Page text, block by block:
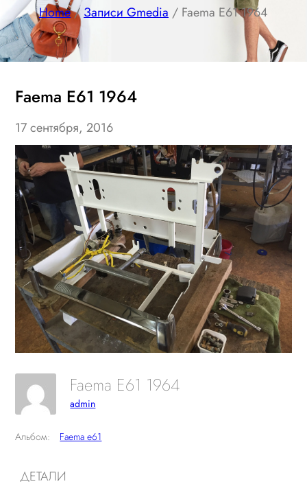
Home/ Записи Gmedia / Faema E61 1964
Faema E61 1964
17 сентября, 2016
Faema E61 1964
admin
Альбом: Faema e61
ДЕТАЛИ